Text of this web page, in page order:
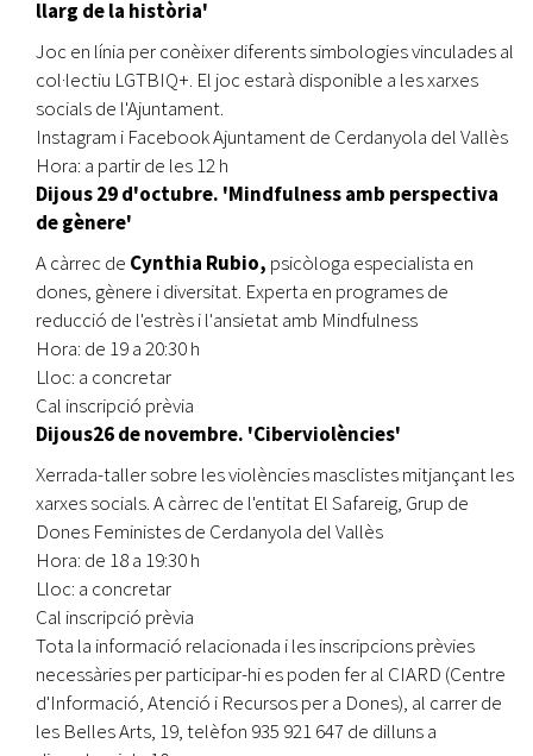
llarg de la història'
Joc en línia per conèixer diferents simbologies vinculades al
col·lectiu LGTBIQ+. El joc estarà disponible a les xarxes
socials de l'Ajuntament.
Instagram i Facebook Ajuntament de Cerdanyola del Vallès
Hora: a partir de les 12 h
Dijous 29 d'octubre. 'Mindfulness amb perspectiva
de gènere'
A càrrec de Cynthia Rubio, psicòloga especialista en
dones, gènere i diversitat. Experta en programes de
reducció de l'estrès i l'ansietat amb Mindfulness
Hora: de 19 a 20:30 h
Lloc: a concretar
Cal inscripció prèvia
Dijous26 de novembre. 'Ciberviolències'
Xerrada-taller sobre les violències masclistes mitjançant les
xarxes socials. A càrrec de l'entitat El Safareig, Grup de
Dones Feministes de Cerdanyola del Vallès
Hora: de 18 a 19:30 h
Lloc: a concretar
Cal inscripció prèvia
Tota la informació relacionada i les inscripcions prèvies
necessàries per participar-hi es poden fer al CIARD (Centre
d'Informació, Atenció i Recursos per a Dones), al carrer de
les Belles Arts, 19, telèfon 935 921 647 de dilluns a